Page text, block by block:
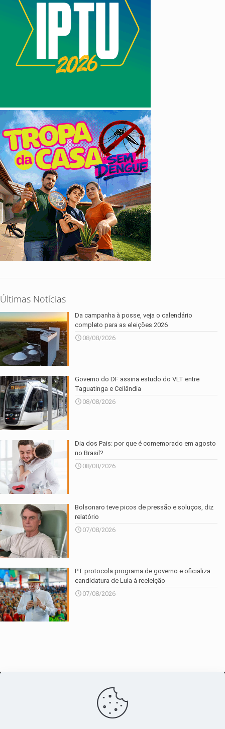
Últimas Notícias
Da campanha à posse, veja o calendário
completo para as eleições 2026
08/08/2026
Governo do DF assina estudo do VLT entre
Taguatinga e Ceilândia
08/08/2026
Dia dos Pais: por que é comemorado em agosto
no Brasil?
08/08/2026
Bolsonaro teve picos de pressão e soluços, diz
relatório
07/08/2026
PT protocola programa de governo e oficializa
candidatura de Lula à reeleição
07/08/2026
canal de notícias